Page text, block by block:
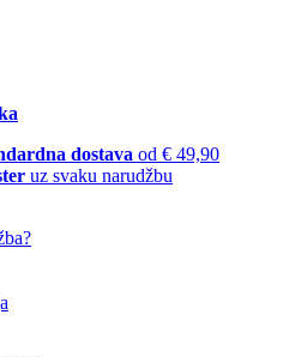
dostava od € 49,90
uz svaku narudžbu